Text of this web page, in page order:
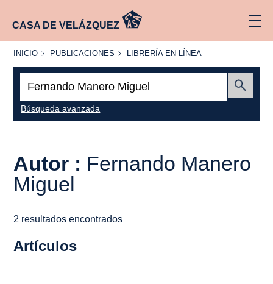
CASA DE VELÁZQUEZ
INICIO
INICIO PUBLICACIONES
PUBLICACIONES
LIBRERÍA
LÍNEA
LIBRERÍA EN LÍNEA
Búsqueda avanzada
Autor : Fernando Manero
Miguel
2 resultados encontrados
Artículos